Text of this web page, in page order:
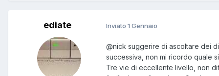
ediate Inviato 1 Gennaio
@nick suggerire di ascoltare dei
successiva, non mi ricordo quale
Tre vie di eccellente livello, non